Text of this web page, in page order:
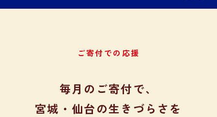
ご寄付での応援
毎月のご寄付で、
宮城・仙台の生きづらさを